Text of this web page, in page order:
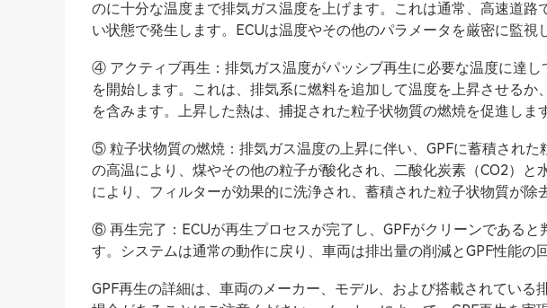
のに十分な温度まで排気ガス温度を上げます。これは通常、高速道路
い状態で発生します。ECUは温度やその他のパラメータを厳密に監視
④ アクティブ再生：排気ガス温度がパッシブ再生に必要な温度に達し
を開始します。これは、排気系に燃料を追加して温度を上昇させるか
を含みます。上昇した熱は、捕捉された粒子状物質の燃焼を促進しま
⑤ 粒子状物質の燃焼：排気ガス温度の上昇に伴い、GPFに蓄積された
の高温により、煤やその他の粒子が酸化され、二酸化炭素（CO2）と
により、フィルターが効果的に洗浄され、蓄積された粒子状物質が除
⑥ 再生完了：ECUが再生プロセスが完了し、GPFがクリーンであると
す。システムは通常の動作に戻り、車両は排出量の削減とGPF性能の
GPF再生の詳細は、車両のメーカー、モデル、および搭載されている